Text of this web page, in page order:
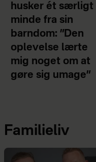
husker ét særligt
minde fra sin
barndom: ”Den
oplevelse lærte
mig noget om at
gøre sig umage”
Familieliv